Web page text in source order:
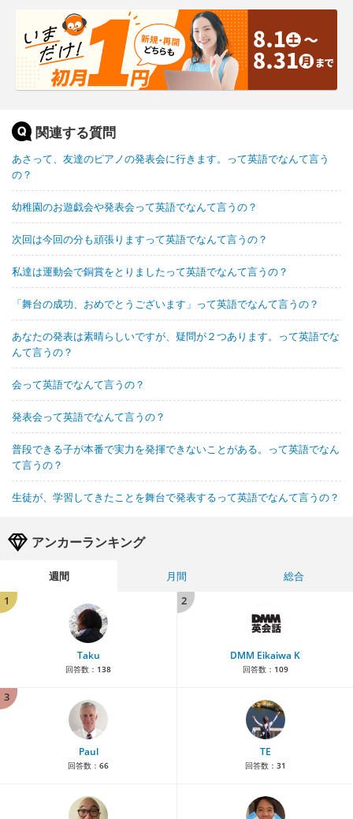
関連する質問
あさって、友達のピアノの発表会に行きます。って英語でなんて言う
の？
幼稚園のお遊戯会や発表会って英語でなんて言うの？
次回は今回の分も頑張りますって英語でなんて言うの？
私達は運動会で銅賞をとりましたって英語でなんて言うの？
「舞台の成功、おめでとうございます」って英語でなんて言うの？
あなたの発表は素晴らしいですが、疑問が２つあります。って英語でな
んて言うの？
会って英語でなんて言うの？
発表会って英語でなんて言うの？
普段できる子が本番で実力を発揮できないことがある。って英語でなん
て言うの？
生徒が、学習してきたことを舞台で発表するって英語でなんて言うの？
アンカーランキング
週間 月間
総合
1
Taku
回答数： 138
2
DMM Eikaiwa K
回答数： 109
3
Paul
回答数： 66
TE
回答数： 31